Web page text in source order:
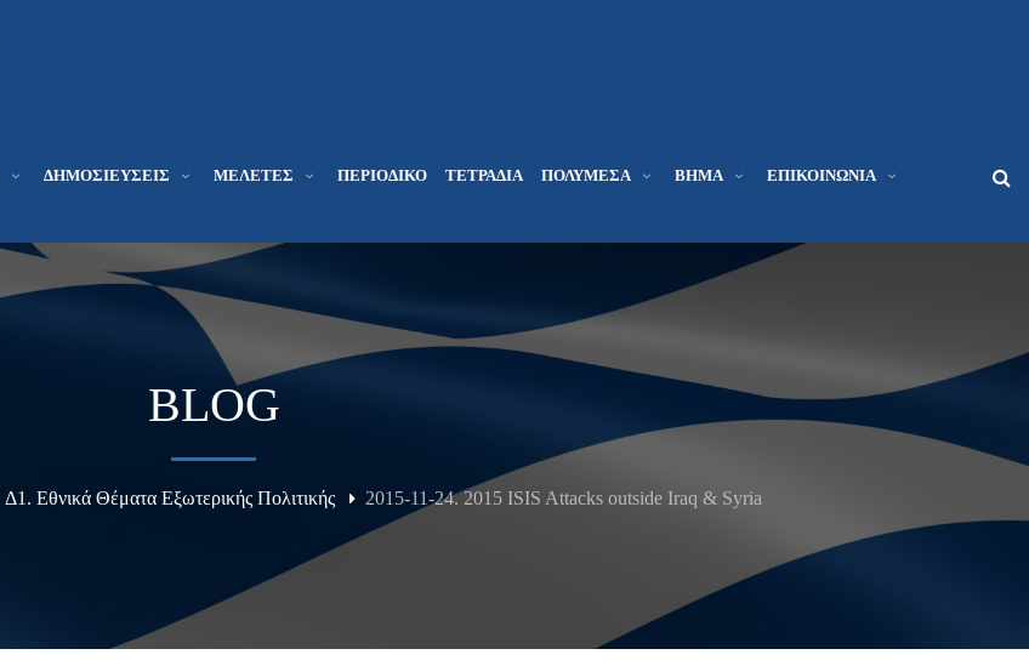
ΔΗΜΟΣΙΕΎΣΕΙΣ ΜΕΛΕΤΕΣ ΠΕΡΙΟΔΙΚΌ ΤΕΤΡΆΔΙΑ ΠΟΛΥΜΈΣΑ ΒΉΜΑ ΕΠΙΚΟΙΝΩΝΊΑ
BLOG
Δ1. Εθνικά Θέματα Εξωτερικής Πολιτικής 2015-11-24. 2015 ISIS Attacks outside Iraq & Syria